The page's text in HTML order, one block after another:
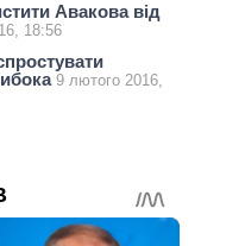
Авакова від
18:56
9 лютого 2016,